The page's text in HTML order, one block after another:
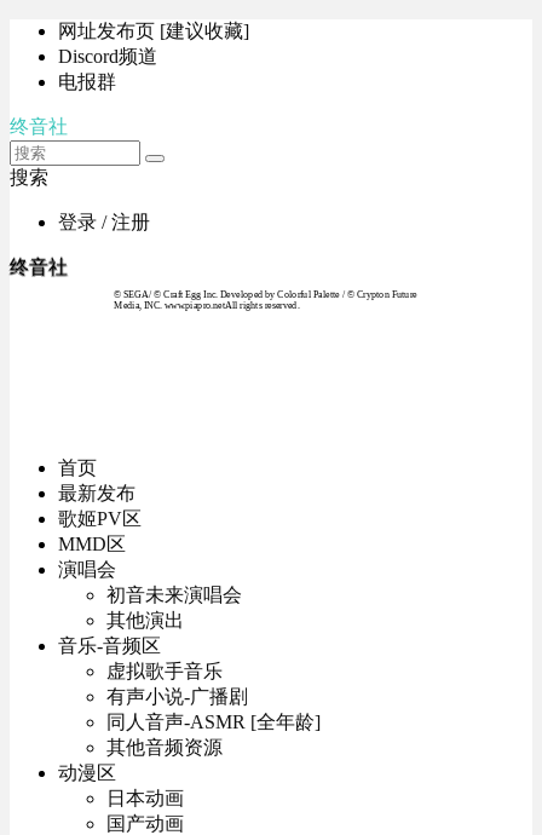
网址发布页 [建议收藏]
Discord频道
电报群
终音社
搜索
登录 / 注册
终音社
© SEGA / © Craft Egg Inc. Developed by Colorful Palette / © Crypton Future
Media, INC. www.piapro.netAll rights reserved.
首页
最新发布
歌姬PV区
MMD区
演唱会
初音未来演唱会
其他演出
音乐-音频区
虚拟歌手音乐
有声小说-广播剧
同人音声-ASMR [全年龄]
其他音频资源
动漫区
日本动画
国产动画